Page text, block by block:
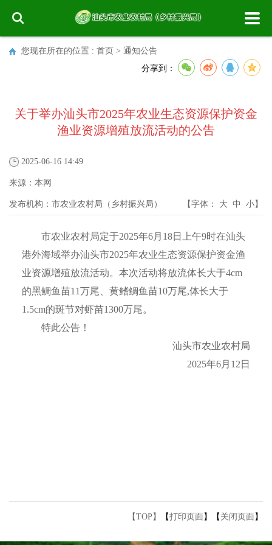
您现在所在的位置 : 首页 > 通知公告
分享到：
关于举办汕头市2025年农业生态资源保护资金
渔业资源增殖放流活动的公告
2025-06-16 14:49
来源： 本网
发布机构： 市农业农村局（乡村振兴局） 【字体： 大 中 小】
市农业农村局定于2025年6月18日上午9时在汕头
港外海域举办汕头市2025年农业生态资源保护资金渔
业资源增殖放流活动。本次活动将放流体长大于4cm
的黑鲷鱼苗11万尾、黄鳍鲷鱼苗10万尾,体长大于
1.5cm的斑节对虾苗1300万尾。
特此公告！
汕头市农业农村局
2025年6月12日
【TOP】 【打印页面 】【 关闭页面 】